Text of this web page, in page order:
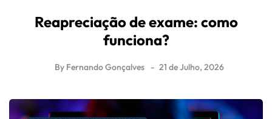
Reapreciação de exame: como
funciona?
By Fernando Gonçalves 21 de Julho, 2026